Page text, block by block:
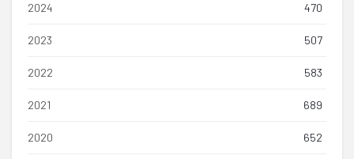
2024 470
2023 507
2022 583
2021 689
2020 652